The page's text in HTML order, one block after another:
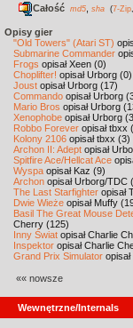
Całość md5 sha (7-Zip
Opisy gier
"Old Towers" (Atari ST)
Submarine Commander
Frogs opisał Xeen (0)
Choplifter! opisał Urborg (0)
Joust opisał Urborg (17)
Commando opisał Urborg
Mario Bros opisał Urborg
Xenophobe opisał Urborg
Robbo Forever opisał tbxx
Kolony 2106 opisał tbxx (3)
Archon II: Adept opisał
Spitfire Ace/Hellcat Ace
Wyspa opisał Kaz (9)
Archon opisał Urborg/TDC
The Last Starfighter opisał
Dwie Wieże opisał Muffy
Basil The Great Mouse
Cherry (125)
Inny Świat opisał Charlie
Inspektor opisał Charlie
Grand Prix Simulator
«« nowsze
Wewnętrzne/Internals